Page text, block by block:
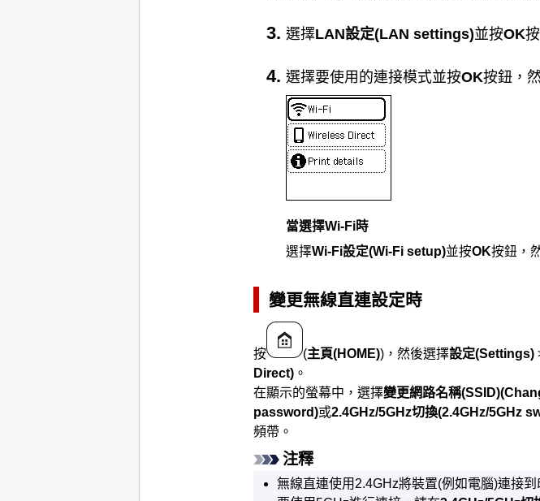
選擇LAN設定(LAN settings)並按OK
選擇要使用的連接模式並按OK按鈕，
當選擇Wi-Fi時
選擇Wi-Fi設定(Wi-Fi setup)並按OK按鈕，
變更無線直連設定時
按 (主頁(HOME))，然後選擇設定(Settings)
Direct) 。
在顯示的螢幕中，選擇變更網路名稱(SSID)
password)或2.4GHz/5GHz切換(2.4GHz/5GHz
頻帶。
注釋
無線直連使用2.4GHz將裝置(例如電腦)連接到